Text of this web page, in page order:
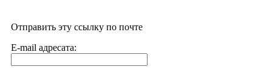
Отправить эту ссылку по почте
E-mail адресата: